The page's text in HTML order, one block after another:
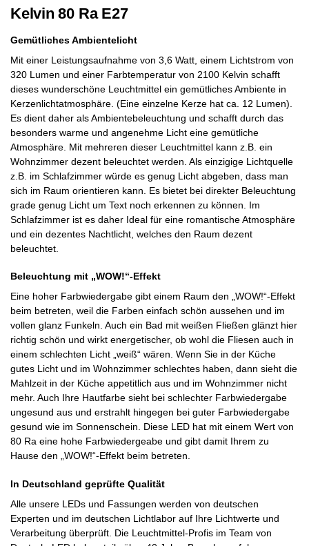
Kelvin 80 Ra E27
Gemütliches Ambientelicht
Mit einer Leistungsaufnahme von 3,6 Watt, einem Lichtstrom von
320 Lumen und einer Farbtemperatur von 2100 Kelvin schafft
dieses wunderschöne Leuchtmittel ein gemütliches Ambiente in
Kerzenlichtatmosphäre. (Eine einzelne Kerze hat ca. 12 Lumen).
Es dient daher als Ambientebeleuchtung und schafft durch das
besonders warme und angenehme Licht eine gemütliche
Atmosphäre. Mit mehreren dieser Leuchtmittel kann z.B. ein
Wohnzimmer dezent beleuchtet werden. Als einzigige Lichtquelle
z.B. im Schlafzimmer würde es genug Licht abgeben, dass man
sich im Raum orientieren kann. Es bietet bei direkter Beleuchtung
grade genug Licht um Text noch erkennen zu können. Im
Schlafzimmer ist es daher Ideal für eine romantische Atmosphäre
und ein dezentes Nachtlicht, welches den Raum dezent
beleuchtet.
Beleuchtung mit „WOW!“-Effekt
Eine hoher Farbwiedergabe gibt einem Raum den „WOW!“-Effekt
beim betreten, weil die Farben einfach schön aussehen und im
vollen glanz Funkeln. Auch ein Bad mit weißen Fließen glänzt hier
richtig schön und wirkt energetischer, ob wohl die Fliesen auch in
einem schlechten Licht „weiß“ wären. Wenn Sie in der Küche
gutes Licht und im Wohnzimmer schlechtes haben, dann sieht die
Mahlzeit in der Küche appetitlich aus und im Wohnzimmer nicht
mehr. Auch Ihre Hautfarbe sieht bei schlechter Farbwiedergabe
ungesund aus und erstrahlt hingegen bei guter Farbwiedergabe
gesund wie im Sonnenschein. Diese LED hat mit einem Wert von
80 Ra eine hohe Farbwiedergeabe und gibt damit Ihrem zu
Hause den „WOW!“-Effekt beim betreten.
In Deutschland geprüfte Qualität
Alle unsere LEDs und Fassungen werden von deutschen
Experten und im deutschen Lichtlabor auf Ihre Lichtwerte und
Verarbeitung überprüft. Die Leuchtmittel-Profis im Team von